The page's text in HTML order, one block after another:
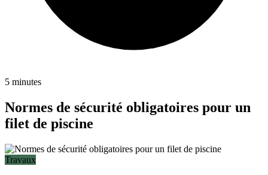
5 minutes
Normes de sécurité obligatoires pour un
filet de piscine
Travaux